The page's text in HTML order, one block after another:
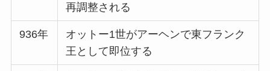
再調整される
936年
オットー1世がアーヘンで東フランク
王として即位する